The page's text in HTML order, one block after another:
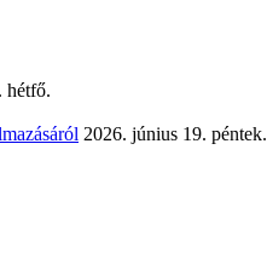
hétfő.
2026. június 19. péntek.